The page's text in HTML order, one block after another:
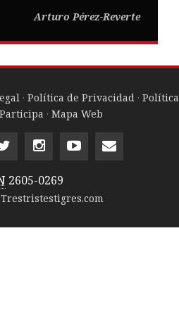
Arturo Pérez-Reverte
· Política de Privacidad · Política
Participa · Mapa Web
2605-0269
Trestristestigres.com